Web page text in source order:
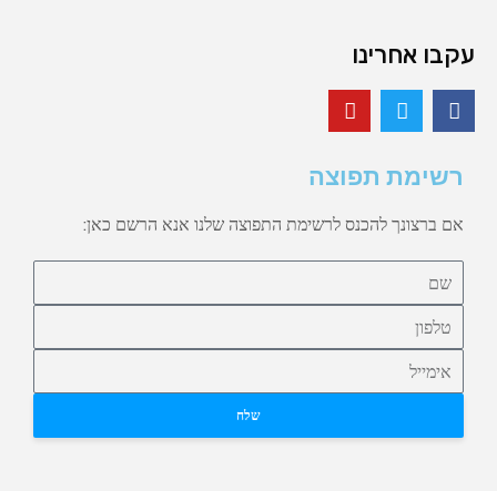
עקבו אחרינו
רשימת תפוצה
אם ברצונך להכנס לרשימת התפוצה שלנו אנא הרשם כאן:
שלח